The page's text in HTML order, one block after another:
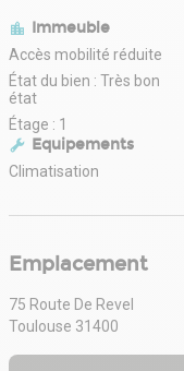
Immeuble
Accès mobilité réduite
État du bien : Très bon
état
Étage : 1
Equipements
Climatisation
Emplacement
75 Route De Revel
Toulouse 31400